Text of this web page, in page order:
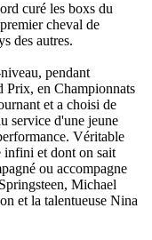
curé les boxs du
cheval de
des autres.
pendant
Prix, en Championnats
et a choisi de
service d'une jeune
Véritable
infini et dont on sait
ou accompagne
Michael
et la talentueuse Nina